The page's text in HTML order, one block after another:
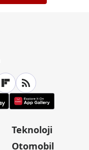
Teknoloji
Otomobil